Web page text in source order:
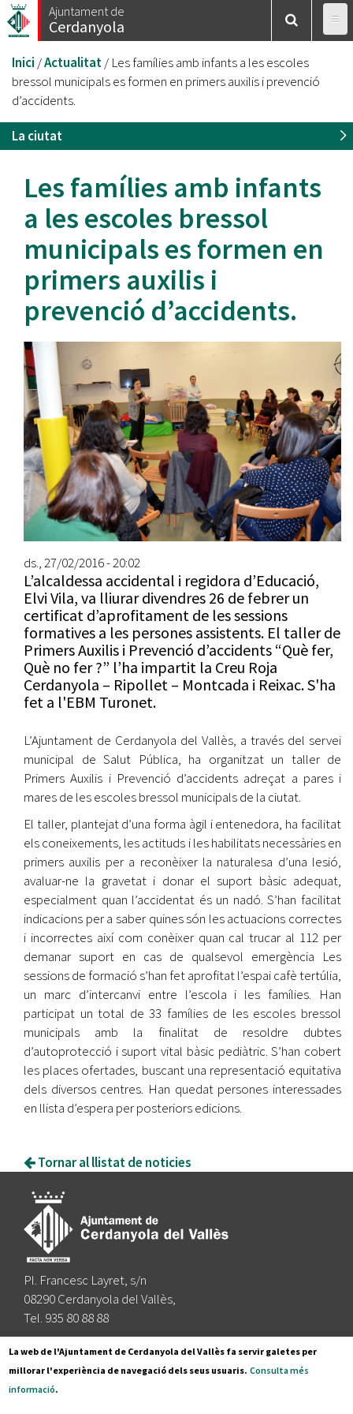
Vés
al
Ajuntament de
Cerdanyola
Esteu
aquí
Inici /Actualitat/ Les famílies amb infants a les escoles
bressol municipals es formen en primers auxilis i prevenció
d’accidents.
La ciutat
Les famílies amb infants
a les escoles bressol
municipals es formen en
primers auxilis i
prevenció d’accidents.
ds., 27/02/2016 - 20:02
L’alcaldessa accidental i regidora d’Educació,
Elvi Vila, va lliurar divendres 26 de febrer un
certificat d’aprofitament de les sessions
formatives a les persones assistents. El taller de
Primers Auxilis i Prevenció d’accidents “Què fer,
Què no fer ?” l’ha impartit la Creu Roja
Cerdanyola – Ripollet – Montcada i Reixac. S'ha
fet a l'EBM Turonet.
L’Ajuntament de Cerdanyola del Vallès, a través del servei
municipal de Salut Pública, ha organitzat un taller de
Primers Auxilis i Prevenció d’accidents adreçat a pares i
mares de les escoles bressol municipals de la ciutat.
El taller, plantejat d’una forma àgil i entenedora, ha facilitat
els coneixements, les actituds i les habilitats necessàries en
primers auxilis per a reconèixer la naturalesa d’una lesió,
avaluar-ne la gravetat i donar el suport bàsic adequat,
especialment quan l’accidentat és un nadó. S’han facilitat
indicacions per a saber quines són les actuacions correctes
i incorrectes així com conèixer quan cal trucar al 112 per
demanar suport en cas de qualsevol emergència Les
sessions de formació s’han fet aprofitat l’espai cafè tertúlia,
un marc d’intercanvi entre l’escola i les famílies. Han
participat un total de 33 famílies de les escoles bressol
municipals amb la finalitat de resoldre dubtes
d’autoprotecció i suport vital bàsic pediàtric. S’han cobert
les places ofertades, buscant una representació equitativa
dels diversos centres. Han quedat persones interessades
en llista d’espera per posteriors edicions.
Tornar al llistat de noticies
Pl. Francesc Layret, s/n
08290 Cerdanyola del Vallès,
Tel. 935 80 88 88
Segueix-nos a:
La web de l'Ajuntament de Cerdanyola del Vallès fa servir galetes per
millorar l'experiència de navegació dels seus usuaris. Consulta més
informació.